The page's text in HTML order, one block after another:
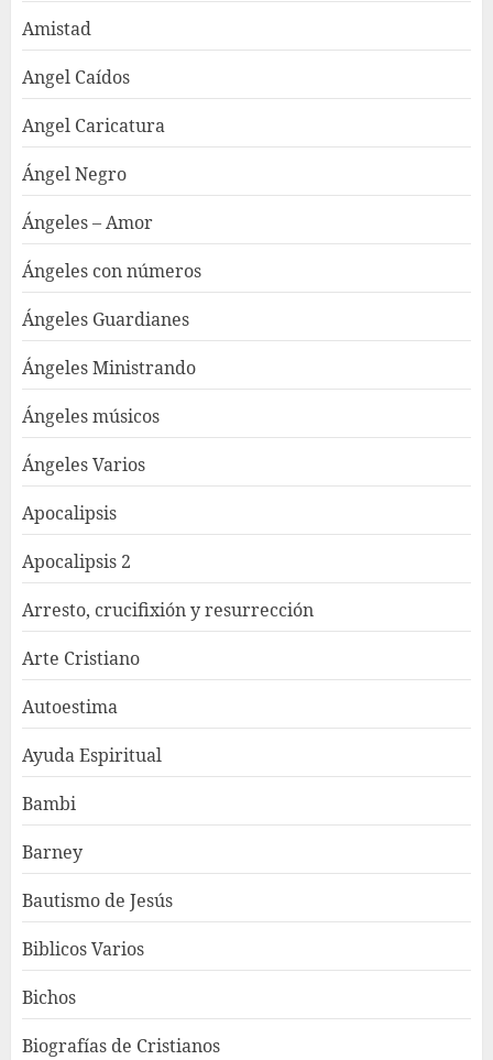
Amistad
Angel Caídos
Angel Caricatura
Ángel Negro
Ángeles – Amor
Ángeles con números
Ángeles Guardianes
Ángeles Ministrando
Ángeles músicos
Ángeles Varios
Apocalipsis
Apocalipsis 2
Arresto, crucifixión y resurrección
Arte Cristiano
Autoestima
Ayuda Espiritual
Bambi
Barney
Bautismo de Jesús
Biblicos Varios
Bichos
Biografías de Cristianos